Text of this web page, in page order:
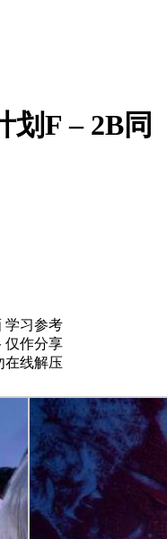
划F – 2B同
学习参考
仅作分享
在线解压